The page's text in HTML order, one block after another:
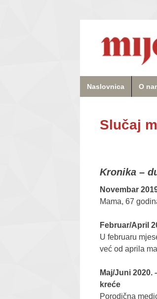
Naslovnica O
Slučaj
Kronika –
Novembar
Mama, 67
Februar/April
U februaru
već od aprila
Maj/Juni
kreće
Porodična